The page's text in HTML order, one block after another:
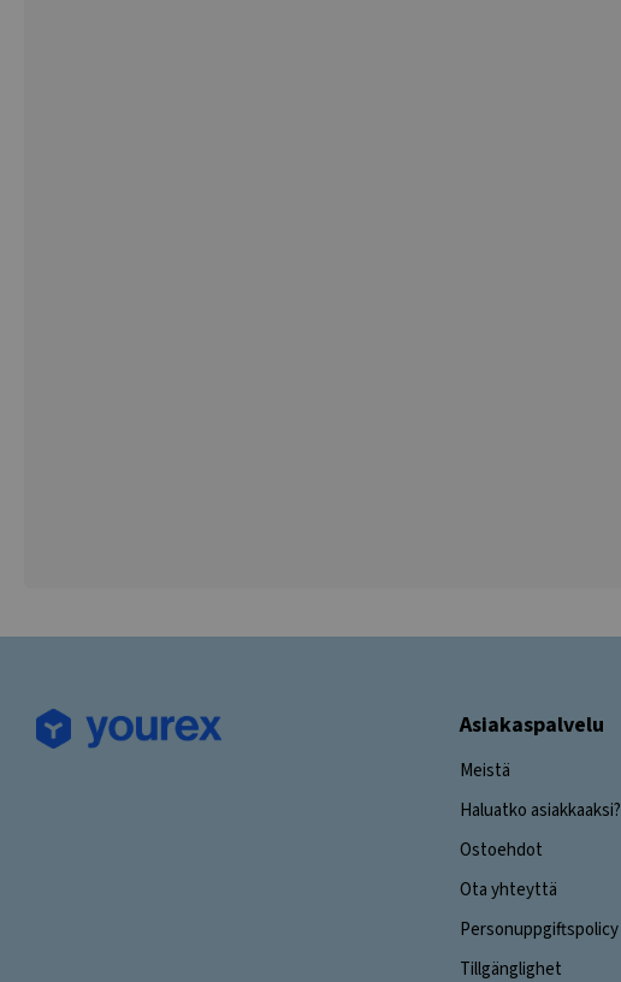
Asiakaspalvelu
Meistä
Haluatko asiakkaaksi?
Ostoehdot
Ota yhteyttä
Personuppgiftspolicy
Tillgänglighet